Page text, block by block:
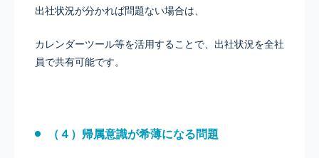
出社状況が分かれば問題ない場合は、
カレンダーツール等を活用することで、出社状況を全社
員で共有可能です。
（４）帰属意識が希薄になる問題